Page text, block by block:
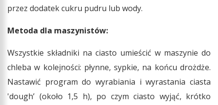
przez dodatek cukru pudru lub wody.
Metoda dla maszynistów:
Wszystkie składniki na ciasto umieścić w maszynie do
chleba w kolejności: płynne, sypkie, na końcu drożdże.
Nastawić program do wyrabiania i wyrastania ciasta
'dough’ (około 1,5 h), po czym ciasto wyjąć, krótko